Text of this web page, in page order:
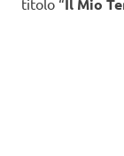
Il Mio